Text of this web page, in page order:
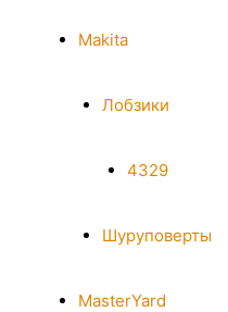
Makita
Лобзики
4329
Шуруповерты
MasterYard